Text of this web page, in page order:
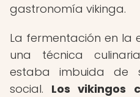
gastronomía vikinga.
La fermentación en la
una técnica
estaba imbuida de
social. Los vikingos